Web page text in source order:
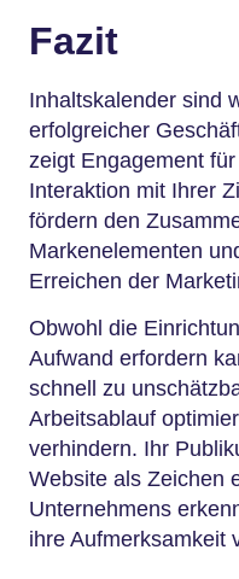
Fazit
Inhaltskalender sind
erfolgreicher
zeigt Engagement
Interaktion mit Ihrer
fördern den
Markenelementen
Erreichen der
Obwohl die
Aufwand erfordern
schnell zu
Arbeitsablauf
verhindern. Ihr
Website als Zeichen
Unternehmens
ihre Aufmerksamkeit